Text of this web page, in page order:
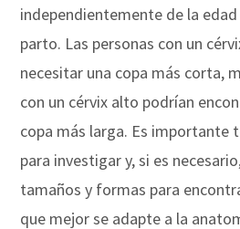
independientemente de la
parto. Las personas con un
necesitar una copa más corta,
con un cérvix alto podrían
copa más larga. Es importante
para investigar y, si es
tamaños y formas para
que mejor se adapte a la